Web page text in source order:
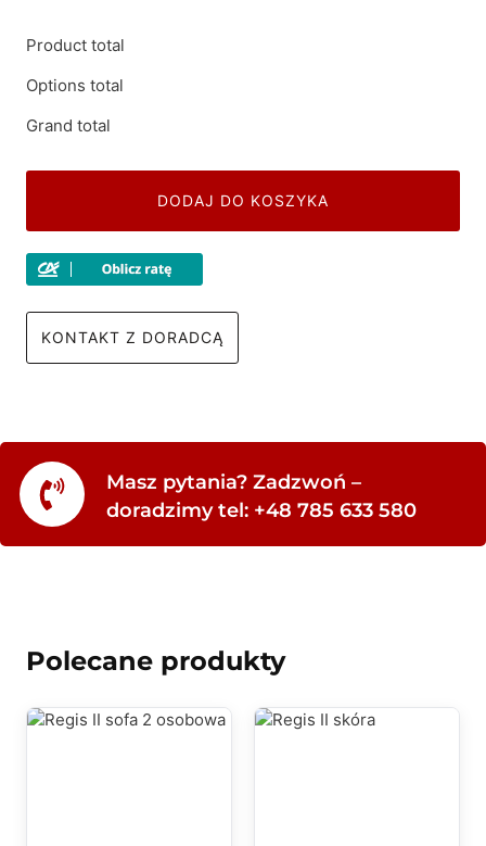
Product total
Options total
Grand total
DODAJ DO KOSZYKA
KONTAKT Z DORADCĄ
Masz pytania? Zadzwoń –
doradzimy tel: +48 785 633 580
Polecane produkty